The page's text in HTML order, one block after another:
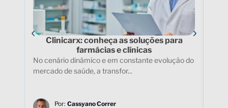
Clinicarx: conheça as soluções para
farmácias e clínicas
No cenário dinâmico e em constante evolução do
mercado de saúde, a transfor...
Por: Cassyano Correr